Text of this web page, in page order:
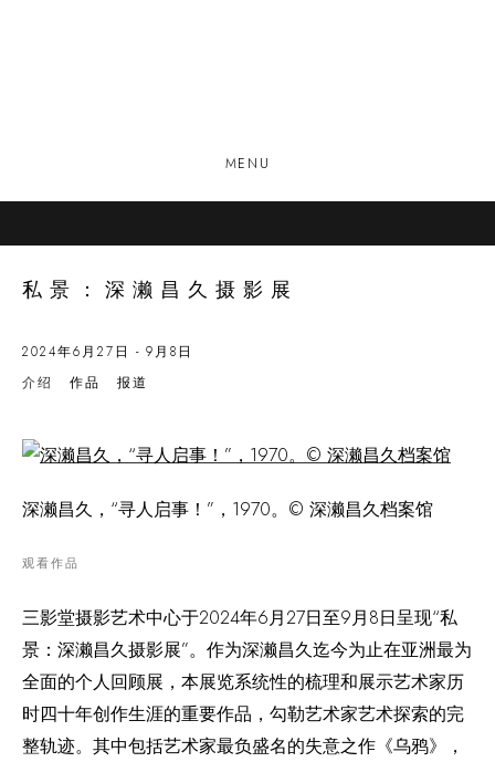
MENU
私景：深濑昌久摄影展
2024年6月27日 - 9月8日
介绍
作品 报道
深濑昌久，“寻人启事！”，1970。© 深濑昌久档案馆
观看作品
三影堂摄影艺术中心于2024年6月27日至9月8日呈现“私
景：深濑昌久摄影展”。作为深濑昌久迄今为止在亚洲最为
全面的个人回顾展，本展览系统性的梳理和展示艺术家历
时四十年创作生涯的重要作品，勾勒艺术家艺术探索的完
整轨迹。其中包括艺术家最负盛名的失意之作《乌鸦》，